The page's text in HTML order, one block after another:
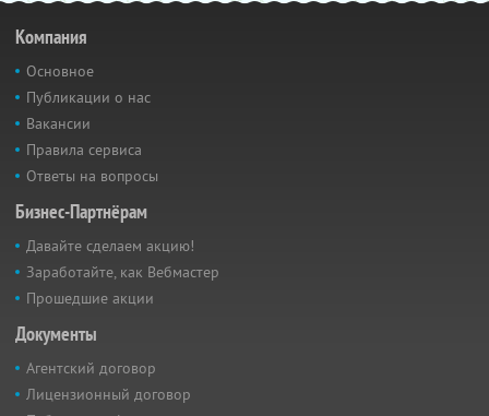
Компания
Основное
Публикации о нас
Вакансии
Правила сервиса
Ответы на вопросы
Бизнес-Партнёрам
Давайте сделаем акцию!
Заработайте, как Вебмастер
Прошедшие акции
Документы
Агентский договор
Лицензионный договор